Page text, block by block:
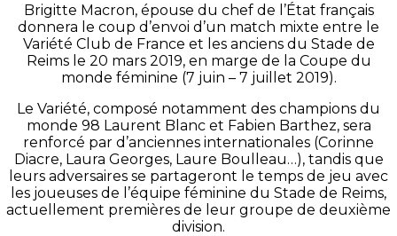
Brigitte Macron, épouse du chef de l’État français
donnera le coup d’envoi d’un match mixte entre le
Variété Club de France et les anciens du Stade de
Reims le 20 mars 2019, en marge de la Coupe du
monde féminine (7 juin – 7 juillet 2019).
Le Variété, composé notamment des champions du
monde 98 Laurent Blanc et Fabien Barthez, sera
renforcé par d’anciennes internationales (Corinne
Diacre, Laura Georges, Laure Boulleau…), tandis que
leurs adversaires se partageront le temps de jeu avec
les joueuses de l’équipe féminine du Stade de Reims,
actuellement premières de leur groupe de deuxième
division.